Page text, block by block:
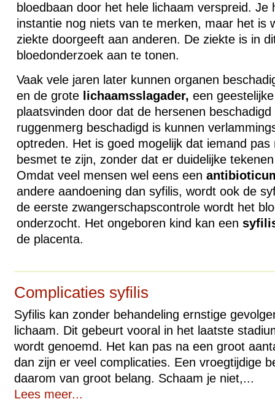
bloedbaan door het hele lichaam verspreid. Je
instantie nog niets van te merken, maar het is
ziekte doorgeeft aan anderen. De ziekte is in
bloedonderzoek aan te tonen.
Vaak vele jaren later kunnen organen
en de grote lichaamsslagader, een
plaatsvinden door dat de hersenen beschadigd
ruggenmerg beschadigd is kunnen
optreden. Het is goed mogelijk dat iemand pas
besmet te zijn, zonder dat er duidelijke
Omdat veel mensen wel eens een
andere aandoening dan syfilis, wordt ook de
de eerste zwangerschapscontrole wordt het
onderzocht. Het ongeboren kind kan een
de placenta.
Complicaties syfilis
Syfilis kan zonder behandeling ernstige
lichaam. Dit gebeurt vooral in het laatste
wordt genoemd. Het kan pas na een groot
dan zijn er veel complicaties. Een vroegtijdige
daarom van groot belang. Schaam je niet,...
Lees meer...